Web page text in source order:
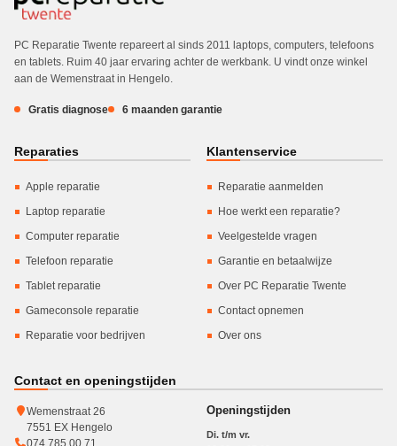
PC Reparatie Twente repareert al sinds 2011 laptops, computers, telefoons
en tablets. Ruim 40 jaar ervaring achter de werkbank. U vindt onze winkel
aan de Wemenstraat in Hengelo.
Gratis diagnose 6 maanden garantie
Reparaties
Apple reparatie
Laptop reparatie
Computer reparatie
Telefoon reparatie
Tablet reparatie
Gameconsole reparatie
Reparatie voor bedrijven
Klantenservice
Reparatie aanmelden
Hoe werkt een reparatie?
Veelgestelde vragen
Garantie en betaalwijze
Over PC Reparatie Twente
Contact opnemen
Over ons
Contact en openingstijden
Wemenstraat 26
7551 EX Hengelo
Openingstijden
Di. t/m vr.